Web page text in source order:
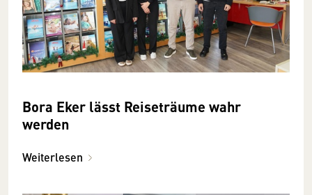
Bora Eker lässt Reiseträume wahr
werden
Weiterlesen